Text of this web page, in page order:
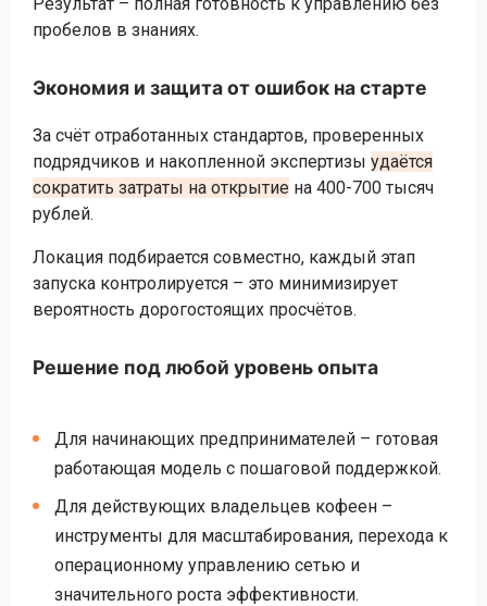
пробелов в знаниях.
Экономия и защита от ошибок на старте
За счёт отработанных стандартов, проверенных
подрядчиков и накопленной экспертизы удаётся
сократить затраты на открытие на 400-700 тысяч
рублей.
Локация подбирается совместно, каждый этап
запуска контролируется – это минимизирует
вероятность дорогостоящих просчётов.
Решение под любой уровень опыта
Для начинающих предпринимателей – готовая
работающая модель с пошаговой поддержкой.
Для действующих владельцев кофеен –
инструменты для масштабирования, перехода к
операционному управлению сетью и
значительного роста эффективности.